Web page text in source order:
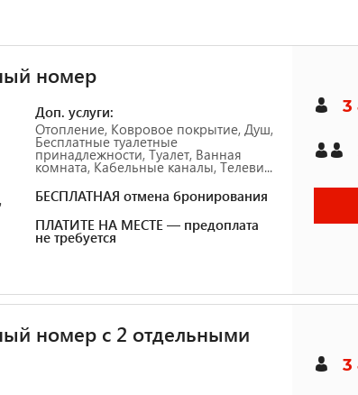
номер
Доп. услуги:
Отопление, Ковровое покрытие, Душ,
Бесплатные туалетные
принадлежности, Туалет, Ванная
комната, Кабельные каналы, Телеви...
БЕСПЛАТНАЯ отмена бронирования
ПЛАТИТЕ НА МЕСТЕ — предоплата
не требуется
3
номер с 2 отдельными
3